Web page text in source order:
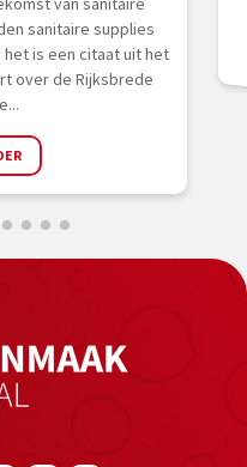
sanitaire supplies
het is een citaat uit het
over de Rijksbrede